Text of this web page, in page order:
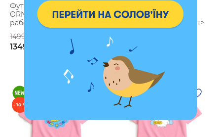
Футболка оверсайз
ORNER х Maliunok «Море
работы» розовая
1499 грн
1349 грн
Футболка оверсайз
ORNER х Maliunok
«Универсальный совет»
черная
1499 грн
1349 грн
- 10 % - 10 %